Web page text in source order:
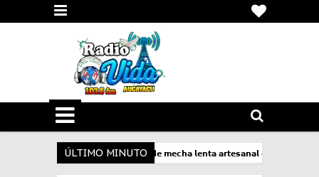
ÚLTIMO MINUTO
𝗖𝗮𝗿𝗿𝗲𝘁𝗲𝗿𝗮𝘀 𝗱𝗲𝗰𝗼𝗺𝗶𝘀𝗮 𝗺𝗶𝗹 𝗺𝗲𝘁𝗿𝗼𝘀 𝗱𝗲 𝗺𝗲𝗰𝗵𝗮 𝗹𝗲𝗻𝘁𝗮 𝗮𝗿𝘁𝗲𝘀𝗮𝗻𝗮𝗹 𝗱𝗲𝘀𝘁𝗶𝗻𝗮𝗱𝗮 𝗮 𝗹𝗮
LA POLICÍA DESTRUYEN LABORATORIO CLANDESTINO DE PASTA BÁSICA DE